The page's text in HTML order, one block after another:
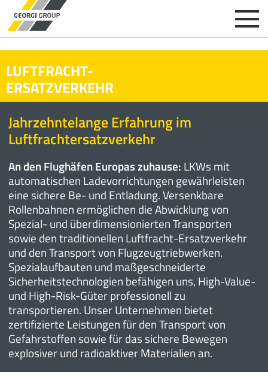
LUFTFRACHT-
ERSATZVERKEHR
Jahrzehntelange Erfahrung im
Luftfrachtersatzverkehr
An den Flughäfen Europas zuhause: LKWs mit
automatischen Ladevorrichtungen gewährleisten
eine sichere Be- und Entladung. Versenkbare
Rollenbahnen ermöglichen die Abwicklung von
Spezial- und überdimensionierten Transporten
sowie den traditionellen Luftfracht-Ersatzverkehr
und den Transport von Flugzeugtriebwerken.
Spezialaufbauten und maßgeschneiderte
Sicherheitstechnologien befähigen uns, High-Value-
und High-Risk-Güter professionell zu
transportieren. Unser Unternehmen bietet
zertifizierte Leistungen für den Transport von
Gefahrstoffen sowie für das sichere Bewegen
explosiver und radioaktiver Materialien an.